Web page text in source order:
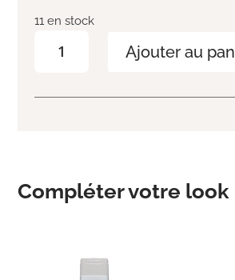
11 en stock
scalp
Ajouter au
Compléter votre look